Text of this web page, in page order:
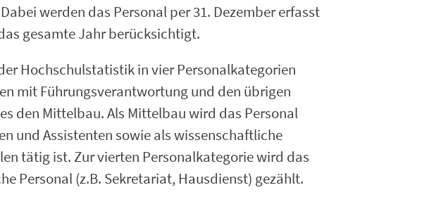
werden das Personal per 31. Dezember erfasst
gesamte Jahr berücksichtigt.
Hochschulstatistik in vier Personalkategorien
mit Führungsverantwortung und den übrigen
den Mittelbau. Als Mittelbau wird das Personal
und Assistenten sowie als wissenschaftliche
tätig ist. Zur vierten Personalkategorie wird das
Personal (z.B. Sekretariat, Hausdienst) gezählt.